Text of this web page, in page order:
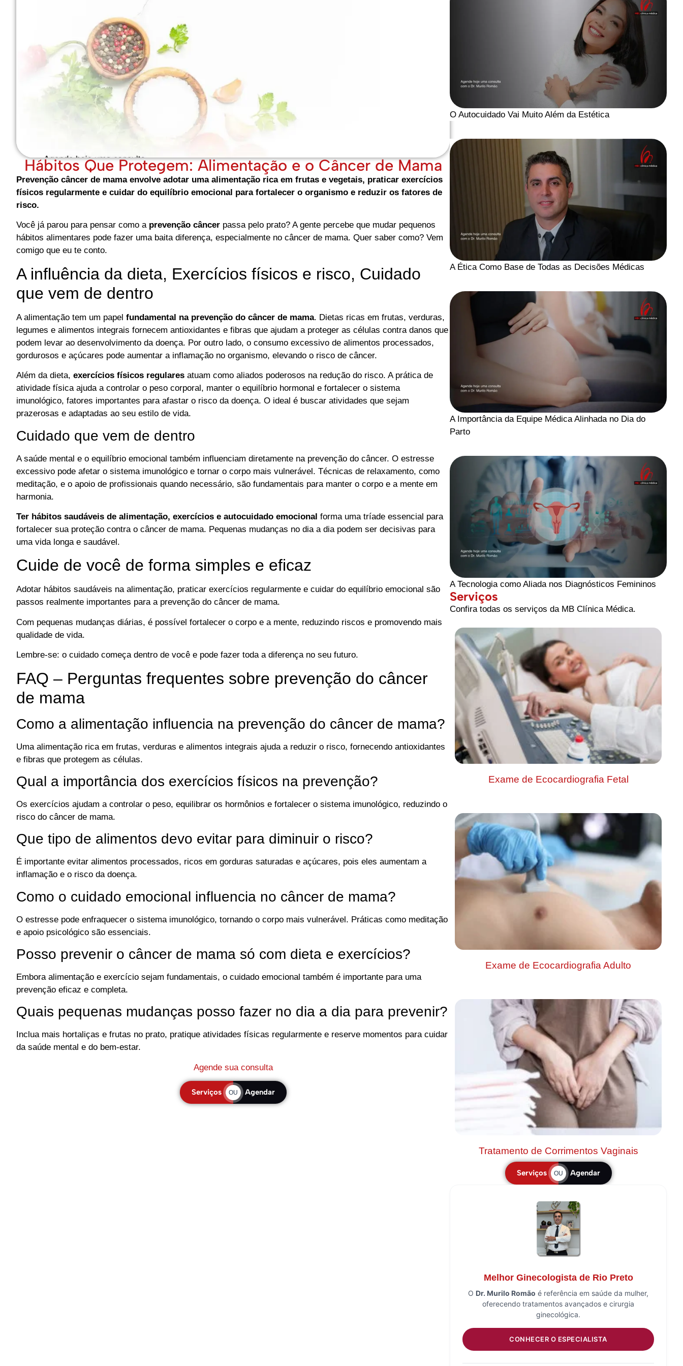
Hábitos Que Protegem: Alimentação e o Câncer de Mama
Prevenção câncer de mama envolve adotar uma alimentação rica em frutas e vegetais, praticar exercícios
físicos regularmente e cuidar do equilíbrio emocional para fortalecer o organismo e reduzir os fatores de
risco.
Você já parou para pensar como a prevenção câncer passa pelo prato? A gente percebe que mudar pequenos
hábitos alimentares pode fazer uma baita diferença, especialmente no câncer de mama. Quer saber como? Vem
comigo que eu te conto.
A influência da dieta, Exercícios físicos e risco, Cuidado
que vem de dentro
A alimentação tem um papel fundamental na prevenção do câncer de mama. Dietas ricas em frutas, verduras,
legumes e alimentos integrais fornecem antioxidantes e fibras que ajudam a proteger as células contra danos que
podem levar ao desenvolvimento da doença. Por outro lado, o consumo excessivo de alimentos processados,
gordurosos e açúcares pode aumentar a inflamação no organismo, elevando o risco de câncer.
Além da dieta, exercícios físicos regulares atuam como aliados poderosos na redução do risco. A prática de
atividade física ajuda a controlar o peso corporal, manter o equilíbrio hormonal e fortalecer o sistema
imunológico, fatores importantes para afastar o risco da doença. O ideal é buscar atividades que sejam
prazerosas e adaptadas ao seu estilo de vida.
Cuidado que vem de dentro
A saúde mental e o equilíbrio emocional também influenciam diretamente na prevenção do câncer. O estresse
excessivo pode afetar o sistema imunológico e tornar o corpo mais vulnerável. Técnicas de relaxamento, como
meditação, e o apoio de profissionais quando necessário, são fundamentais para manter o corpo e a mente em
harmonia.
Ter hábitos saudáveis de alimentação, exercícios e autocuidado emocional forma uma tríade essencial para
fortalecer sua proteção contra o câncer de mama. Pequenas mudanças no dia a dia podem ser decisivas para
uma vida longa e saudável.
Cuide de você de forma simples e eficaz
Adotar hábitos saudáveis na alimentação, praticar exercícios regularmente e cuidar do equilíbrio emocional são
passos realmente importantes para a prevenção do câncer de mama.
Com pequenas mudanças diárias, é possível fortalecer o corpo e a mente, reduzindo riscos e promovendo mais
qualidade de vida.
Lembre-se: o cuidado começa dentro de você e pode fazer toda a diferença no seu futuro.
FAQ – Perguntas frequentes sobre prevenção do câncer
de mama
Como a alimentação influencia na prevenção do câncer de mama?
Uma alimentação rica em frutas, verduras e alimentos integrais ajuda a reduzir o risco, fornecendo antioxidantes
e fibras que protegem as células.
Qual a importância dos exercícios físicos na prevenção?
Os exercícios ajudam a controlar o peso, equilibrar os hormônios e fortalecer o sistema imunológico, reduzindo o
risco do câncer de mama.
Que tipo de alimentos devo evitar para diminuir o risco?
É importante evitar alimentos processados, ricos em gorduras saturadas e açúcares, pois eles aumentam a
inflamação e o risco da doença.
Como o cuidado emocional influencia no câncer de mama?
O estresse pode enfraquecer o sistema imunológico, tornando o corpo mais vulnerável. Práticas como meditação
e apoio psicológico são essenciais.
Posso prevenir o câncer de mama só com dieta e exercícios?
Embora alimentação e exercício sejam fundamentais, o cuidado emocional também é importante para uma
prevenção eficaz e completa.
Quais pequenas mudanças posso fazer no dia a dia para prevenir?
Inclua mais hortaliças e frutas no prato, pratique atividades físicas regularmente e reserve momentos para cuidar
da saúde mental e do bem-estar.
Agende sua consulta
Serviços OU Agendar
O Autocuidado Vai Muito Além da Estética
A Ética Como Base de Todas as Decisões Médicas
A Importância da Equipe Médica Alinhada no Dia do
Parto
A Tecnologia como Aliada nos Diagnósticos Femininos
Serviços
Confira todas os serviços da MB Clínica Médica.
Exame de Ecocardiografia Fetal
Exame de Ecocardiografia Adulto
Tratamento de Corrimentos Vaginais
Serviços OU Agendar
Melhor Ginecologista de Rio Preto
O Dr. Murilo Romão é referência em saúde da mulher,
oferecendo tratamentos avançados e cirurgia
ginecológica.
CONHECER O ESPECIALISTA